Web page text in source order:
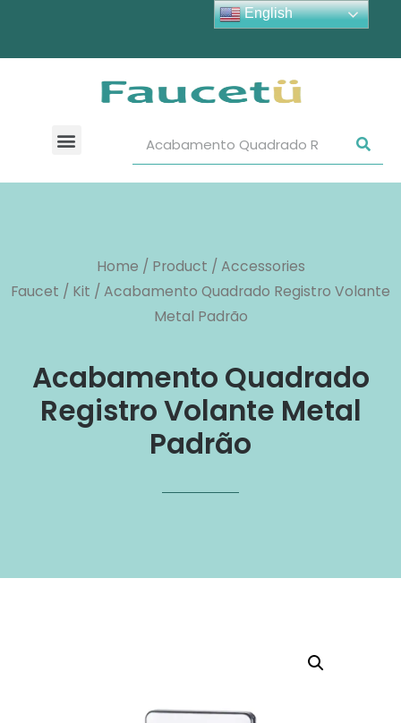
Home / Product / Accessories
Faucet / Kit / Acabamento Quadrado Registro Volante
Metal Padrão
Acabamento Quadrado
Registro Volante Metal
Padrão
English